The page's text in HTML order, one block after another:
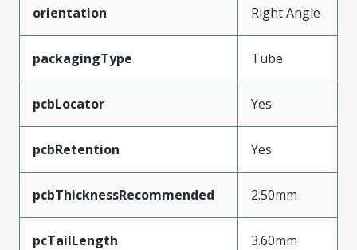
orientation Right Angle
packagingType Tube
pcbLocator Yes
pcbRetention Yes
pcbThicknessRecommended 2.50mm
pcTailLength 3.60mm